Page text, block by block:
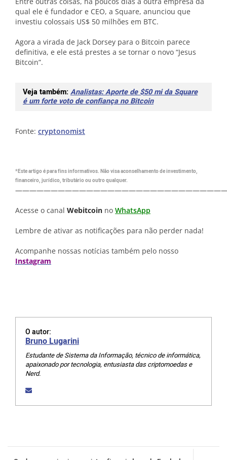
qual ele é fundador e CEO, a Square, anunciou que
investiu colossais US$ 50 milhões em BTC.
Agora a virada de Jack Dorsey para o Bitcoin parece
definitiva, e ele está prestes a se tornar o novo “Jesus
Bitcoin”.
Veja também:Analistas: Aporte de $50 mi da Square
é um forte voto de confiança no Bitcoin
Fonte: cryptonomist
*Este artigo é para fins informativos. Não visa aconselhamento de investimento,
financeiro, jurídico, tributário ou outro qualquer.
Acesse o canal Webitcoin no WhatsApp
Lembre de ativar as notificações para não perder nada!
Acompanhe nossas notícias também pelo nosso
Instagram
O autor:
Bruno Lugarini
Estudante de Sistema da Informação, técnico de informática,
apaixonado por tecnologia, entusiasta das criptomoedas e
Nerd.